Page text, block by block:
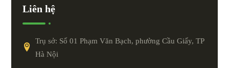
Liên hệ
Trụ sở: Số 01 Phạm Văn Bạch, phường Cầu Giấy, TP
Hà Nội